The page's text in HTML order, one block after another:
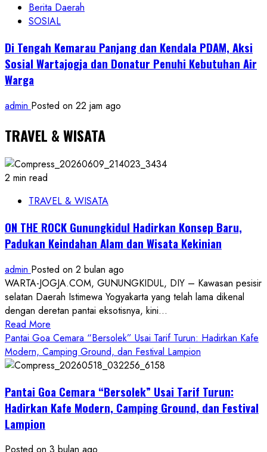
Berita Daerah
SOSIAL
Di Tengah Kemarau Panjang dan Kendala PDAM, Aksi
Sosial Wartajogja dan Donatur Penuhi Kebutuhan Air
Warga
admin Posted on 22 jam ago
TRAVEL & WISATA
2 min read
TRAVEL & WISATA
ON THE ROCK Gunungkidul Hadirkan Konsep Baru,
Padukan Keindahan Alam dan Wisata Kekinian
admin Posted on 2 bulan ago
WARTA-JOGJA.COM, GUNUNGKIDUL, DIY – Kawasan pesisir
selatan Daerah Istimewa Yogyakarta yang telah lama dikenal
dengan deretan pantai eksotisnya, kini...
Read More
more
about
ON
ROCK
Gunungkidul
Baru,
Pantai Goa Cemara “Bersolek” Usai Tarif Turun: Hadirkan Kafe
Modern, Camping Ground, dan Festival Lampion
Pantai Goa Cemara “Bersolek” Usai Tarif Turun:
Hadirkan Kafe Modern, Camping Ground, dan Festival
Lampion